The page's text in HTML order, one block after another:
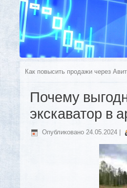
Как повысить продажи через
Почему
экскаватор в
Опубликовано 24.05.2024